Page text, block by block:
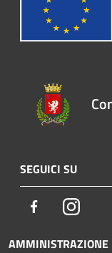
SEGUICI SU
Facebook
AMMINISTRAZIONE